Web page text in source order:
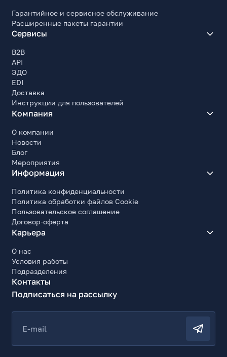
Гарантийное и сервисное обслуживание
Расширенные пакеты гарантии
Сервисы
B2B
API
ЭДО
EDI
Доставка
Инструкции для пользователей
Компания
О компании
Новости
Блог
Мероприятия
Информация
Политика конфиденциальности
Политика обработки файлов Cookie
Пользовательское соглашение
Договор-оферта
Карьера
О нас
Условия работы
Подразделения
Контакты
Подписаться на рассылку
E-mail